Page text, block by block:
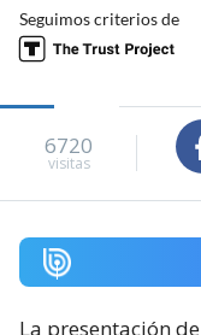
Seguimos criterios de
6720
visitas
La presentación de